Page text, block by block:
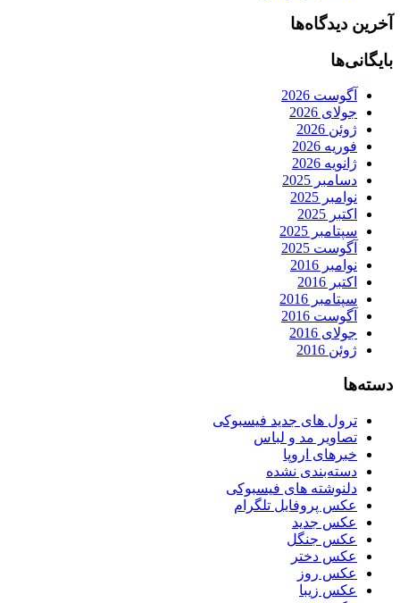
آخرین دیدگاه‌ها
بایگانی‌ها
آگوست 2026
جولای 2026
ژوئن 2026
فوریه 2026
ژانویه 2026
دسامبر 2025
نوامبر 2025
اکتبر 2025
سپتامبر 2025
آگوست 2025
نوامبر 2016
اکتبر 2016
سپتامبر 2016
آگوست 2016
جولای 2016
ژوئن 2016
دسته‌ها
ترول های جدید فیسبوکی
تصاویر مد و لباس
خبرهای اروپا
دسته‌بندی نشده
دلنوشته های فیسبوکی
عکس پروفایل تلگرام
عکس جدید
عکس جنگل
عکس دختر
عکس روز
عکس زیبا